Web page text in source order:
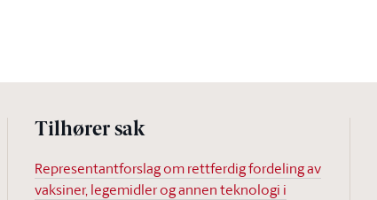
Tilhører sak
Representantforslag om rettferdig fordeling av
vaksiner, legemidler og annen teknologi i